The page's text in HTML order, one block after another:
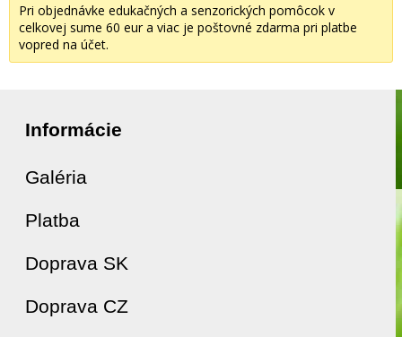
Pri objednávke edukačných a senzorických pomôcok v
celkovej sume 60 eur a viac je poštovné zdarma pri platbe
vopred na účet.
Informácie
Galéria
Platba
Doprava SK
Doprava CZ